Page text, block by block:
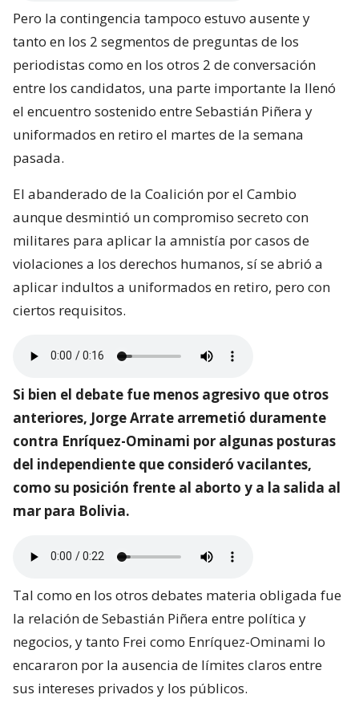
Pero la contingencia tampoco estuvo ausente y
tanto en los 2 segmentos de preguntas de los
periodistas como en los otros 2 de conversación
entre los candidatos, una parte importante la llenó
el encuentro sostenido entre Sebastián Piñera y
uniformados en retiro el martes de la semana
pasada.
El abanderado de la Coalición por el Cambio
aunque desmintió un compromiso secreto con
militares para aplicar la amnistía por casos de
violaciones a los derechos humanos, sí se abrió a
aplicar indultos a uniformados en retiro, pero con
ciertos requisitos.
Si bien el debate fue menos agresivo que otros
anteriores, Jorge Arrate arremetió duramente
contra Enríquez-Ominami por algunas posturas
del independiente que consideró vacilantes,
como su posición frente al aborto y a la salida al
mar para Bolivia.
Tal como en los otros debates materia obligada fue
la relación de Sebastián Piñera entre política y
negocios, y tanto Frei como Enríquez-Ominami lo
encararon por la ausencia de límites claros entre
sus intereses privados y los públicos.